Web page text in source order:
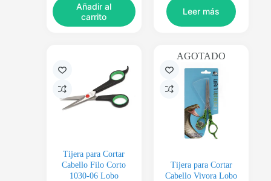
Añadir al
carrito
Leer más
Tijera para Cortar
Cabello Filo Corto
1030-06 Lobo
AGOTADO
Tijera para Cortar
Cabello Vivora Lobo